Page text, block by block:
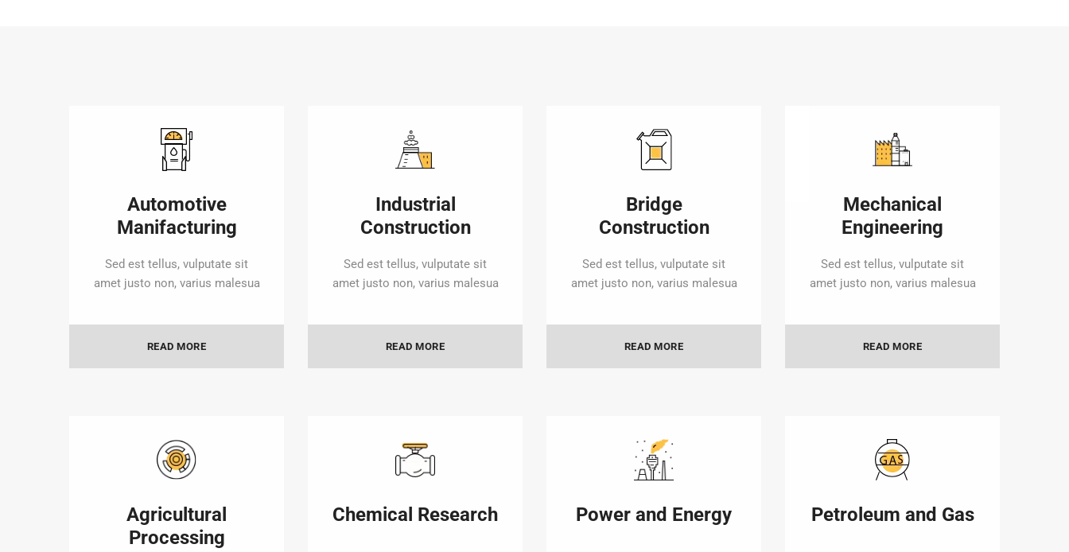
Automotive
Manifacturing
Sed est tellus, vulputate sit
amet justo non, varius malesua
READ MORE
Industrial
Construction
Sed est tellus, vulputate sit
amet justo non, varius malesua
READ MORE
Bridge
Construction
Sed est tellus, vulputate sit
amet justo non, varius malesua
READ MORE
Mechanical
Engineering
Sed est tellus, vulputate sit
amet justo non, varius malesua
READ MORE
Agricultural
Processing
Chemical Research Power and Energy Petroleum and Gas